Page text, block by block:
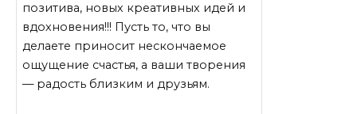
позитива, новых креативных идей и
вдохновения!!! Пусть то, что вы
делаете приносит нескончаемое
ощущение счастья, а ваши творения
— радость близким и друзьям.